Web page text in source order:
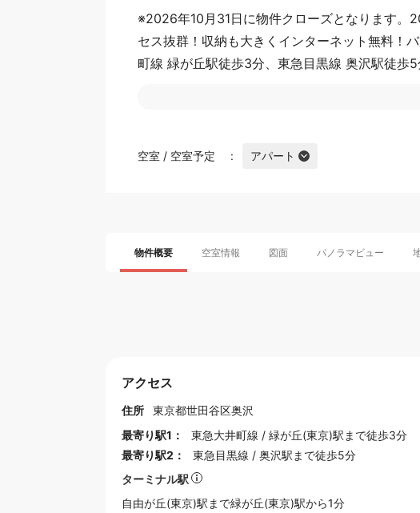
※2026年10月31日に物件クローズとなります。
セス抜群！収納も大きくインターネット無料！
町線 緑が丘駅徒歩3分、東急目黒線 奥沢駅徒歩
空室 / 空室予定 アパート
物件概要 空室情報 図面 パノラマビュー
アクセス
住所 東京都世田谷区奥沢
最寄り駅1：
東急大井町線 / 緑が丘(東京)駅 まで徒歩3分
最寄り駅2：
東急目黒線 / 奥沢駅 まで徒歩5分
ターミナル駅
自由が丘(東京)駅まで緑が丘(東京)駅から1分